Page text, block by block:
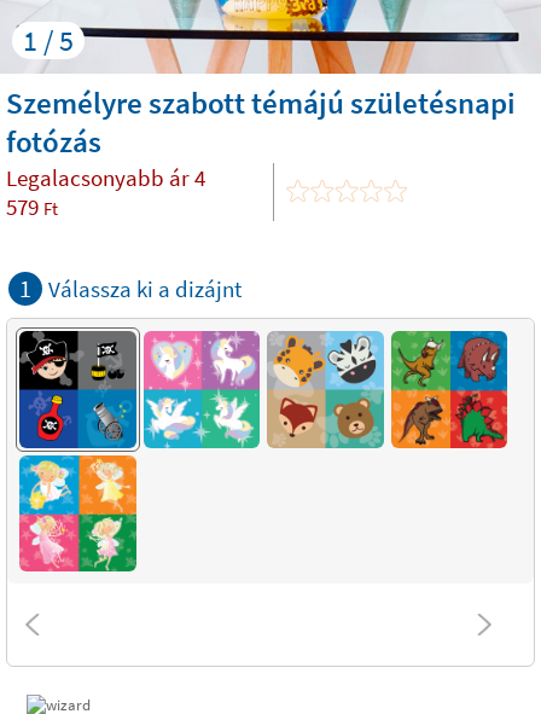
1 / 5
Személyre szabott témájú születésnapi
fotózás
Legalacsonyabb ár4
579 Ft
1 Válassza ki a dizájnt